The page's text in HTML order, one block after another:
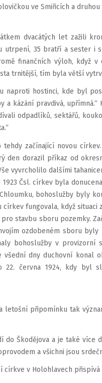
ve Smiřicích a druhou
dvacátých let zažili
35 bratří a sester i
finančních výloh, když
trnitější, tím byla větší
naproti hostinci, kde byl
kázání pravdivá, upřímná.“
odpadlíků, sektářů,
začínající novou
den dorazil příkaz od
vyvrcholilo dalšími
Čsl. církev byla
bohoslužby byly
fungovala, když situaci
stavbu sboru pozemky.
ozdobeném sboru
bohoslužby v provizorní
všední dny duchovní konal
června 1924, kdy byl
letošní připomínku tak
do Škodějova a je také více
a všichni jsou
církve v Holohlavech